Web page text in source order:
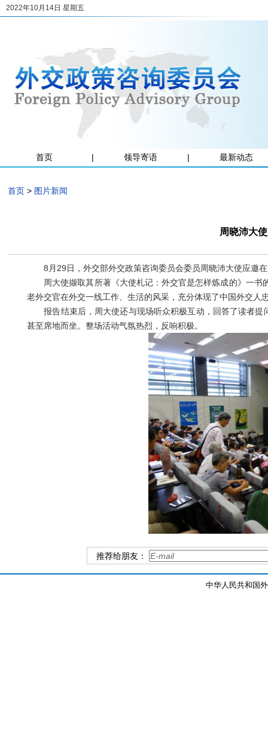
2022年10月14日 星期五
首页 | 领导寄语 | 最新动态
首页 > 图片新闻
周晓沛大
8月29日， 外交部外交政策咨询委员会委员周晓沛大使应邀
周大使撷取其所著《大使札记：外交官是怎样炼成的》一书
老外交官在外交一线工作、生活的风采，充分体现了中国外交人
报告结束后，周大使还与现场听众积极互动，回答了读者提
甚至席地而坐。整场活动气氛热烈，反响积极。
推荐给朋友：
中华人民共和国